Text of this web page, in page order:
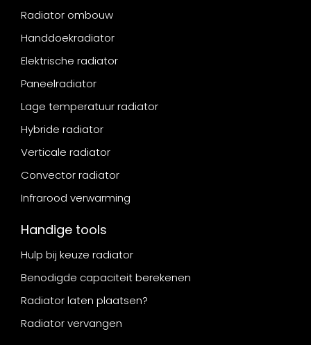
Radiator ombouw
Handdoekradiator
Elektrische radiator
Paneelradiator
Lage temperatuur radiator
Hybride radiator
Verticale radiator
Convector radiator
Infrarood verwarming
Handige tools
Hulp bij keuze radiator
Benodigde capaciteit berekenen
Radiator laten plaatsen?
Radiator vervangen